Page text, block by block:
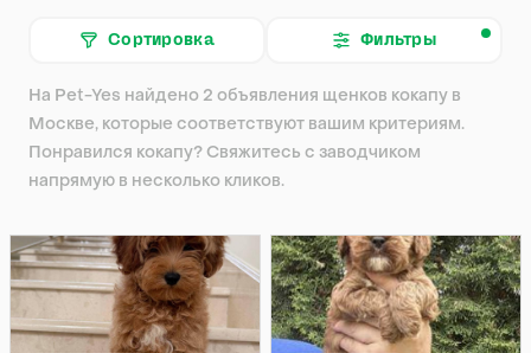
Сортировка Фильтры
На Pet-Yes найдено 2 объявления щенков кокапу в
Москве, которые соответствуют вашим критериям.
Понравился кокапу? Свяжитесь с заводчиком
напрямую в несколько кликов.